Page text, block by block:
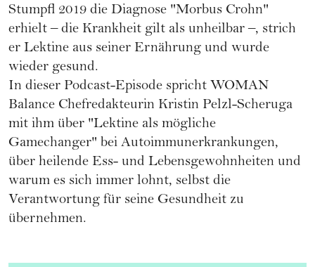
Stumpfl 2019 die Diagnose "Morbus Crohn"
erhielt – die Krankheit gilt als unheilbar –, strich
er Lektine aus seiner Ernährung und wurde
wieder gesund.
In dieser Podcast-Episode spricht WOMAN
Balance Chefredakteurin Kristin Pelzl-Scheruga
mit ihm über "Lektine als mögliche
Gamechanger" bei Autoimmunerkrankungen,
über heilende Ess- und Lebensgewohnheiten und
warum es sich immer lohnt, selbst die
Verantwortung für seine Gesundheit zu
übernehmen.